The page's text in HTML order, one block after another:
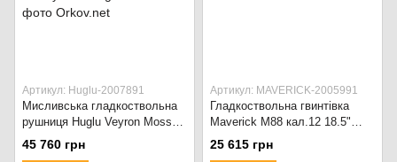
Артикул: Huglu-2007891
Мисливська гладкоствольна
рушниця Huglu Veyron Mossy
Oak Blades Camo 12/76 см +
додатковий ствол 66 см
45 760 грн
Артикул: MAVERICK-2005991
Гладкоствольна гвинтівка
Maverick M88 кал.12 18.5"
Synthetic Flat Dark Earth
25 615 грн